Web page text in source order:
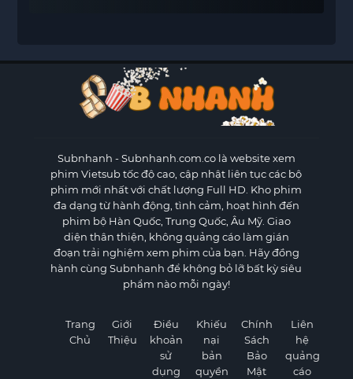
Subnhanh - Subnhanh.com.co là website xem
phim Vietsub tốc độ cao, cập nhật liên tục các bộ
phim mới nhất với chất lượng Full HD. Kho phim
đa dạng từ hành động, tình cảm, hoạt hình đến
phim bộ Hàn Quốc, Trung Quốc, Âu Mỹ. Giao
diện thân thiện, không quảng cáo làm gián
đoạn trải nghiệm xem phim của bạn. Hãy đồng
hành cùng Subnhanh để không bỏ lỡ bất kỳ siêu
phẩm nào mỗi ngày!
Trang
Chủ
Giới
Thiệu
Điều
khoản
sử
dụng
Khiếu
nại
bản
quyền
Chính
Sách
Bảo
Mật
Liên
hệ
quảng
cáo